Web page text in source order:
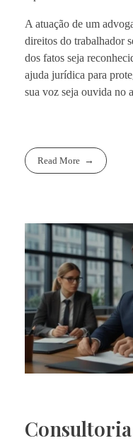
A atuação de um
direitos do trabalhador
dos fatos seja
ajuda jurídica para
sua voz seja ouvida no
Read More